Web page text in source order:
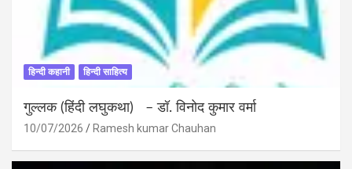
हिन्दी कहानी हिन्दी साहित्य
गुल्लक (हिंदी लघुकथा) – डॉ. विनोद कुमार वर्मा
10/07/2026 Ramesh kumar Chauhan